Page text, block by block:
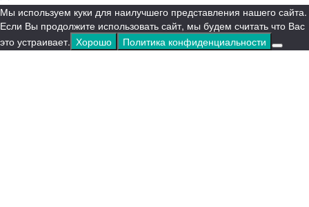
Мы используем куки для наилучшего представления нашего сайта.
Если Вы продолжите использовать сайт, мы будем считать что Вас
это устраивает. Хорошо Политика конфиденциальности